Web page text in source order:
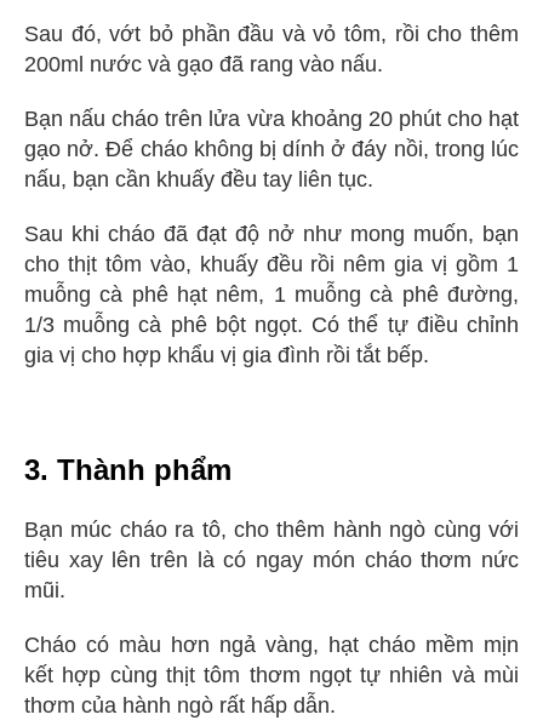
Sau đó, vớt bỏ phần đầu và vỏ tôm, rồi cho thêm
200ml nước và gạo đã rang vào nấu.
Bạn nấu cháo trên lửa vừa khoảng 20 phút cho hạt
gạo nở. Để cháo không bị dính ở đáy nồi, trong lúc
nấu, bạn cần khuấy đều tay liên tục.
Sau khi cháo đã đạt độ nở như mong muốn, bạn
cho thịt tôm vào, khuấy đều rồi nêm gia vị gồm 1
muỗng cà phê hạt nêm, 1 muỗng cà phê đường,
1/3 muỗng cà phê bột ngọt. Có thể tự điều chỉnh
gia vị cho hợp khẩu vị gia đình rồi tắt bếp.
3. Thành phẩm
Bạn múc cháo ra tô, cho thêm hành ngò cùng với
tiêu xay lên trên là có ngay món cháo thơm nức
mũi.
Cháo có màu hơn ngả vàng, hạt cháo mềm mịn
kết hợp cùng thịt tôm thơm ngọt tự nhiên và mùi
thơm của hành ngò rất hấp dẫn.